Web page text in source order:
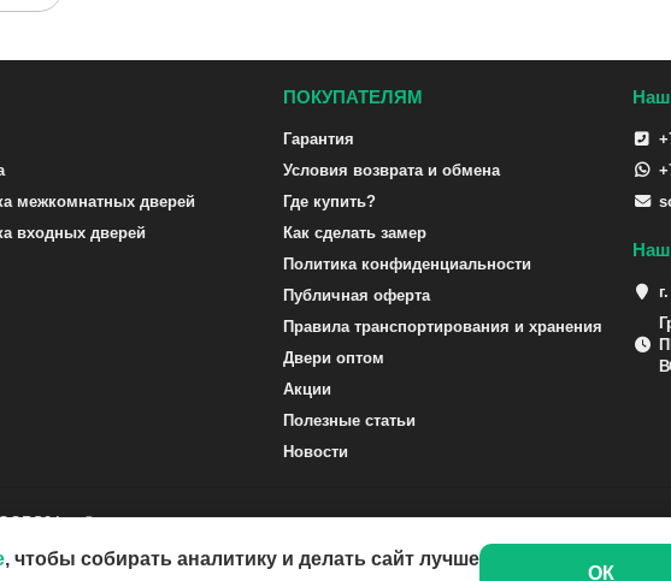
межкомнатных дверей
входных дверей
ПОКУПАТЕЛЯМ
Гарантия
Условия возврата и обмена
Где купить?
Как сделать замер
Политика конфиденциальности
Публичная оферта
Правила транспортирования и хранения
Двери оптом
Акции
Полезные статьи
Новости
Наш
©
, чтобы собирать аналитику и делать сайт лучше
ОК